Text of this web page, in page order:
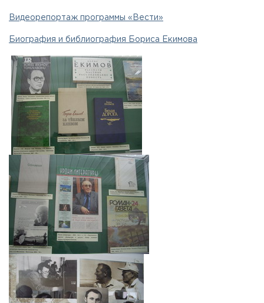
Видеорепортаж программы «Вести»
Биография и библиография Бориса Екимова